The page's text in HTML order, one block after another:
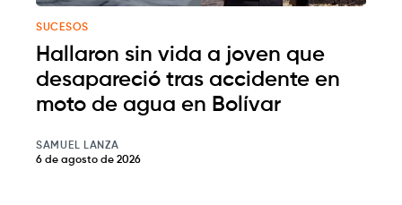
SUCESOS
Hallaron sin vida a joven que
desapareció tras accidente en
moto de agua en Bolívar
SAMUEL LANZA
6 de agosto de 2026